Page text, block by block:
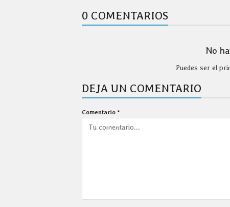
0 COMENTARIOS
No
Puedes ser el
DEJA UN COMENTARIO
Comentario *